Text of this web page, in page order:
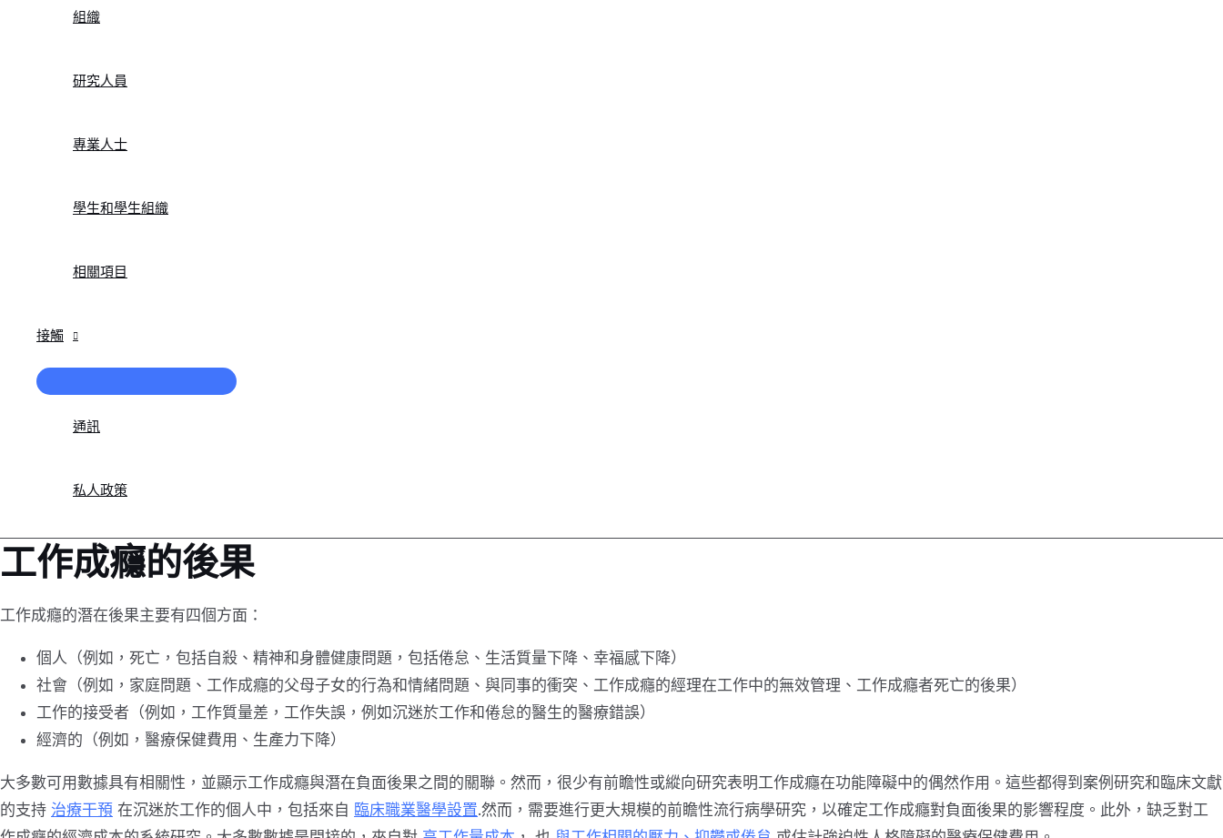
組織
研究人員
專業人士
學生和學生組織
相關項目
接觸
單
通訊
私人政策
工作成癮的後果
工作成癮的潛在後果主要有四個方面：
個人（例如，死亡，包括自殺、精神和身體健康問題，包括倦怠、生活質量下降、幸福感下降）
社會（例如，家庭問題、工作成癮的父母子女的行為和情緒問題、與同事的衝突、工作成癮的經理在工作中的無效管理、工作成癮者死亡的後果）
工作的接受者（例如，工作質量差，工作失誤，例如沉迷於工作和倦怠的醫生的醫療錯誤）
經濟的（例如，醫療保健費用、生產力下降）
大多數可用數據具有相關性，並顯示工作成癮與潛在負面後果之間的關聯。然而，很少有前瞻性或縱向研究表明工作成癮在功能障礙中的偶然作用。這些都得到案例研究和臨床文獻
的支持 治療干預 在沉迷於工作的個人中，包括來自 臨床職業醫學設置.然而，需要進行更大規模的前瞻性流行病學研究，以確定工作成癮對負面後果的影響程度。此外，缺乏對工